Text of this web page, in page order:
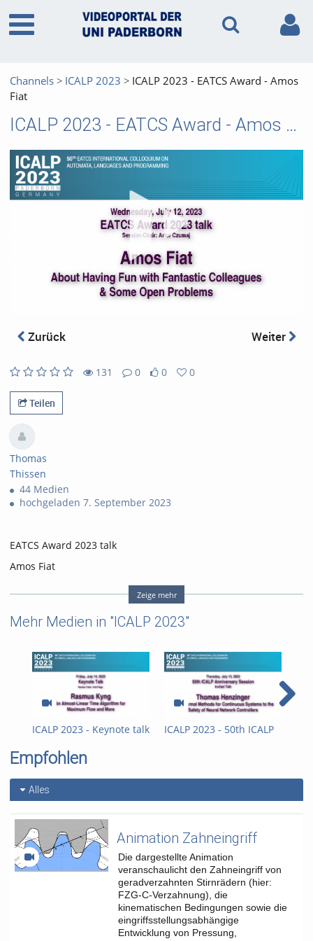
Channels ICALP 2023
ICALP 2023 - EATCS Award - Amos
Fiat
ICALP 2023 - EATCS Award - Amos Fiat
Zurück Weiter
131
views
0
Kommentare
0
likes
0
favoritesTeilen
Thomas
Thissen
44 Medien
hochgeladen 7. September 2023
EATCS Award 2023 talk
Amos Fiat
About Having Fun with Fantastic Colleagues & Some Open
Tags:
paderborn
icalp
Kategorien: Veranstaltungen,
Zeige mehr
Mehr Medien in "ICALP 2023"
ICALP 2023 - Keynote talk
ICALP 2023 - 50th ICALP
Empfohlen
Alles
Animation Zahneingriff
Die dargestellte Animation
veranschaulicht den Zahneingriff von
geradverzahnten Stirnrädern (hier:
FZG-C-Verzahnung), die
kinematischen Bedingungen sowie die
eingriffsstellungsabhängige
Entwicklung von Pressung,